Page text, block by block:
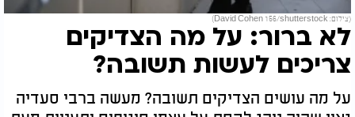
(צילום: David Cohen 156/shutterstock)
לא ברור: על מה הצדיקים
צריכים לעשות תשובה?
על מה עושים הצדיקים תשובה? מעשה ברבי סעדיה